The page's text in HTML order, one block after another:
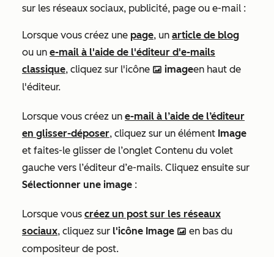
sur les réseaux sociaux, publicité, page ou e-mail :
Lorsque vous créez une page, un article de blog
ou un e-mail à l'aide de l'éditeur d'e-mails
classique, cliquez sur l'icône insertImage imageen haut de
l'éditeur.
Lorsque vous créez un e-mail à l’aide de l’éditeur
en glisser-déposer, cliquez sur un élément Image
et faites-le glisser de l’onglet Contenu du volet
gauche vers l’éditeur d’e-mails. Cliquez ensuite sur
Sélectionner une image :
Lorsque vous créez un post sur les réseaux
sociaux, cliquez sur l'icône Image insertImage en bas du
compositeur de post.